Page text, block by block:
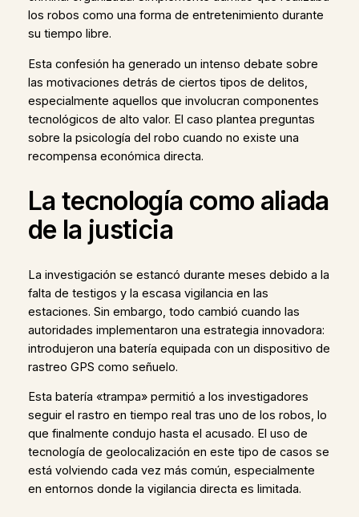
los robos como una forma de entretenimiento durante
su tiempo libre.
Esta confesión ha generado un intenso debate sobre
las motivaciones detrás de ciertos tipos de delitos,
especialmente aquellos que involucran componentes
tecnológicos de alto valor. El caso plantea preguntas
sobre la psicología del robo cuando no existe una
recompensa económica directa.
La tecnología como aliada
de la justicia
La investigación se estancó durante meses debido a la
falta de testigos y la escasa vigilancia en las
estaciones. Sin embargo, todo cambió cuando las
autoridades implementaron una estrategia innovadora:
introdujeron una batería equipada con un dispositivo de
rastreo GPS como señuelo.
Esta batería «trampa» permitió a los investigadores
seguir el rastro en tiempo real tras uno de los robos, lo
que finalmente condujo hasta el acusado. El uso de
tecnología de geolocalización en este tipo de casos se
está volviendo cada vez más común, especialmente
en entornos donde la vigilancia directa es limitada.